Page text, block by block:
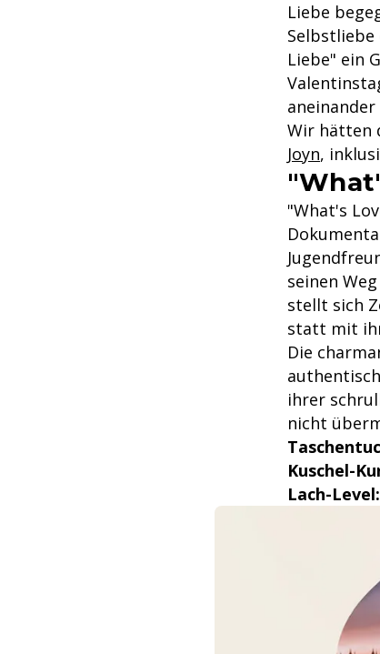
Liebe
Liebe" ein
Wir hätten
Joyn,
"What's
seinen
stellt sich
statt mit
Die
ihrer
nicht
Kuschel-
Lach-